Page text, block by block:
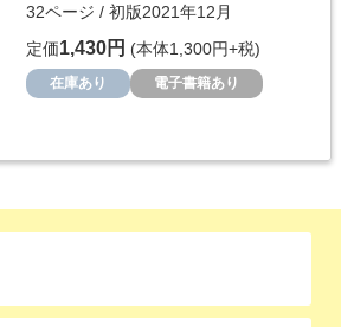
32ページ / 初版2021年12月
定価1,430円 (本体1,300円+税)
在庫あり 電子書籍あり